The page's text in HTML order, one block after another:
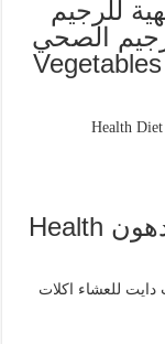
للرجيم
الصحي
والاكثر قدرة على التخسيس Vegetables
اكلات رجيم شهية وحارقة للدهون Health